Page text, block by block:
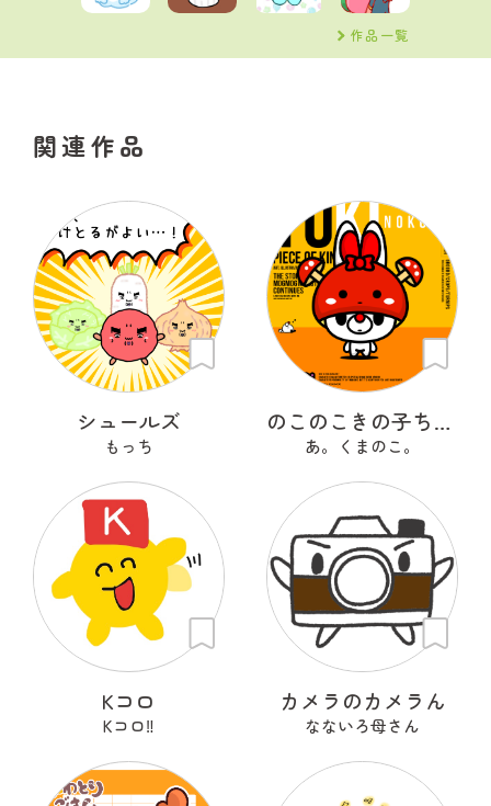
作品一覧
関連作品
シュールズ
もっち
のこのこきの子ちゃん
あ。くまのこ。
Kコロ
Kコロ‼︎
カメラのカメラん
なないろ母さん